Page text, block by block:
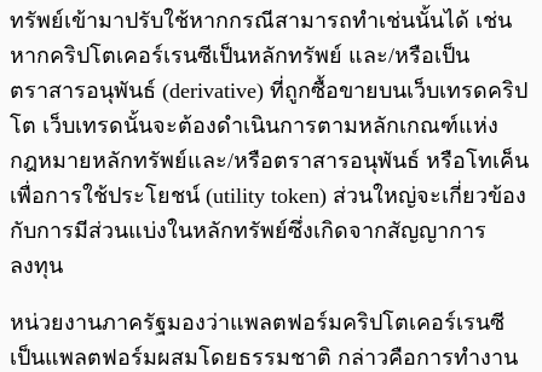
ทรัพย์เข้ามาปรับใช้หากกรณีสามารถทำเช่นนั้นได้ เช่น
หากคริปโตเคอร์เรนซีเป็นหลักทรัพย์ และ/หรือเป็น
ตราสารอนุพันธ์ (derivative) ที่ถูกซื้อขายบนเว็บเทรดคริป
โต เว็บเทรดนั้นจะต้องดำเนินการตามหลักเกณฑ์แห่ง
กฎหมายหลักทรัพย์และ/หรือตราสารอนุพันธ์ หรือโทเค็น
เพื่อการใช้ประโยชน์ (utility token) ส่วนใหญ่จะเกี่ยวข้อง
กับการมีส่วนแบ่งในหลักทรัพย์ซึ่งเกิดจากสัญญาการ
ลงทุน
หน่วยงานภาครัฐมองว่าแพลตฟอร์มคริปโตเคอร์เรนซี
เป็นแพลตฟอร์มผสมโดยธรรมชาติ กล่าวคือการทำงาน